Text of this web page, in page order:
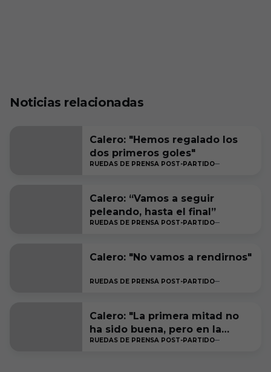
Noticias relacionadas
Calero: "Hemos regalado los
dos primeros goles"
RUEDAS DE PRENSA POST-PARTIDO
Calero: “Vamos a seguir
peleando, hasta el final”
RUEDAS DE PRENSA POST-PARTIDO
Calero: "No vamos a rendirnos"
RUEDAS DE PRENSA POST-PARTIDO
Calero: "La primera mitad no
ha sido buena, pero en la
segunda hemos podido
RUEDAS DE PRENSA POST-PARTIDO